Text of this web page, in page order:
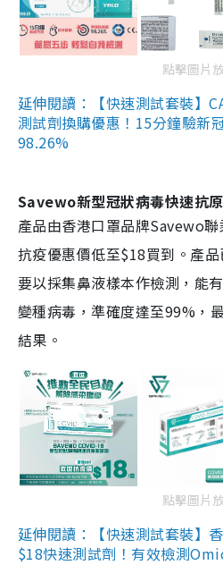
點擊圖片
延伸閱讀：【快速測試套裝】
測試劑換購優惠！15分鐘驗新
98.26%
Savewo新型冠狀病毒快速抗
產品由香港口罩品牌Savewo聯
抗疫優惠價低至$18買到。產
要以採集鼻液樣本作檢測，能
變種病毒，準確度達至99%，
結果。
點擊圖片
延伸閱讀：【快速測試套裝】
$18快速測試劑！有效檢測